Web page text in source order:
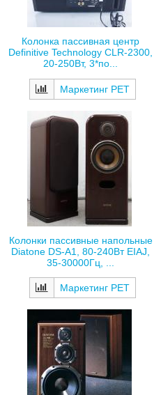
Колонка пассивная центр
Definitive Technology CLR-2300,
20-250Вт, 3*по...
Маркетинг РЕТ
Колонки пассивные напольные
Diatone DS-A1, 80-240Вт EIAJ,
35-30000Гц, ...
Маркетинг РЕТ